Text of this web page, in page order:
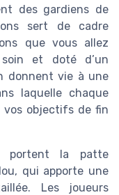
des gardiens de
sert de cadre
que vous allez
et doté d’un
donnent vie à une
laquelle chaque
objectifs de fin
portent la patte
qui apporte une
Les joueurs